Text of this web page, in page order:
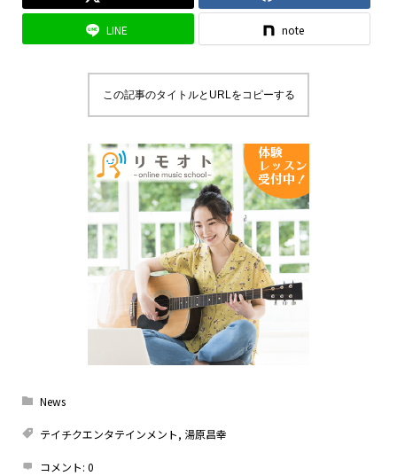
LINE note
この記事のタイトルとURLをコピーする
News
テイチクエンタテインメント, 湯原昌幸
コメント: 0